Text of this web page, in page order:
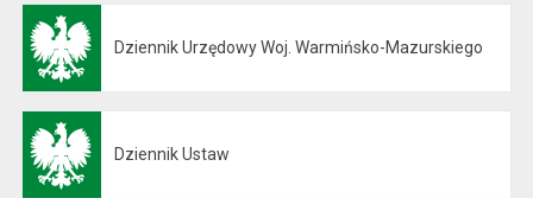
Dziennik Urzędowy Woj. Warmińsko-Mazurskiego
Dziennik Ustaw